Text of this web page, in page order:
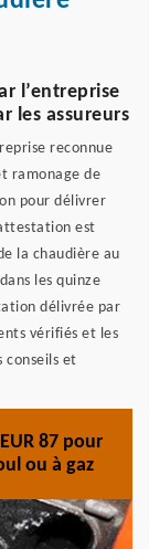
l’entreprise
les assureurs
reconnue
ramonage de
pour délivrer
est
la chaudière au
les quinze
délivrée par
vérifiés et les
conseils et
87 pour
ou à gaz